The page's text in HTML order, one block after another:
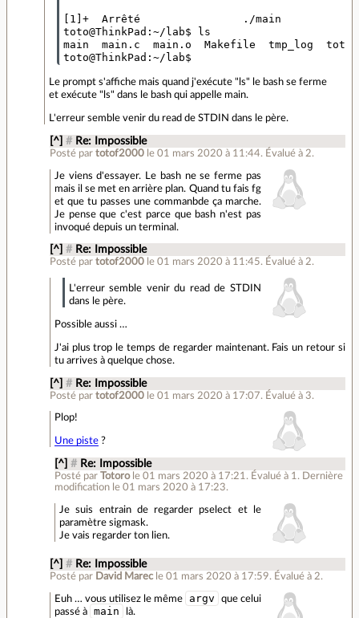
[1]+  Arrêté                ./main
toto@ThinkPad:~/lab$ ls
main  main.c  main.o  Makefile  tmp_log
Le prompt s'affiche mais quand j'exécute "ls" le bash se ferme
et exécute "ls" dans le bash qui appelle main.
L'erreur semble venir du read de STDIN dans le père.
[^] # Re: Impossible
Posté par totof2000 le 01 mars 2020 à 11:44. Évalué à 2.
Je viens d'essayer. Le bash ne se ferme pas
mais il se met en arrière plan. Quand tu fais fg
et que tu passes une commanbde ça marche.
Je pense que c'est parce que bash n'est pas
invoqué depuis un terminal.
[^] # Re: Impossible
Posté par totof2000 le 01 mars 2020 à 11:45.Évalué à 2.
L'erreur semble venir du read de STDIN
dans le père.
Possible aussi …
J'ai plus trop le temps de regarder maintenant. Fais un retour si
tu arrives à quelque chose.
[^] # Re: Impossible
Posté par totof2000 le 01 mars 2020 à 17:07. Évalué à 3.
Plop!
Une piste?
[^] # Re: Impossible
Posté parTotoro le 01 mars 2020 à 17:21 . Évalué à 1 . Dernière
modification le 01 mars 2020 à 17:23.
Je suis entrain de regarder pselect et le
paramètre sigmask.
Je vais regarder ton lien.
[^] # Re: Impossible
Posté par David Marec le 01 mars 2020 à 17:59. Évalué à 2.
Euh … vous utilisez le même argv
que celui
passé à
main là.